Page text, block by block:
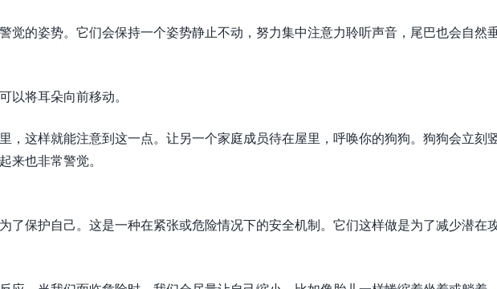
觉的姿势。它们会保持一个姿势静止不动，努力集中注意力聆听声音，尾巴也会自然
以将耳朵向前移动。
，这样就能注意到这一点。让另一个家庭成员待在屋里，呼唤你的狗狗。狗狗会立刻
来也非常警觉。
了保护自己。这是一种在紧张或危险情况下的安全机制。它们这样做是为了减少潜在